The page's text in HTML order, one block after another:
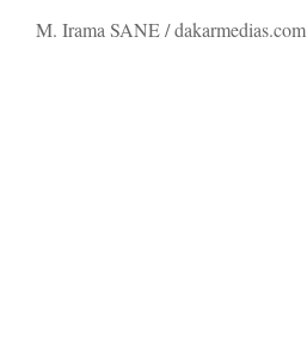
M. Irama SANE / dakarmedias.com